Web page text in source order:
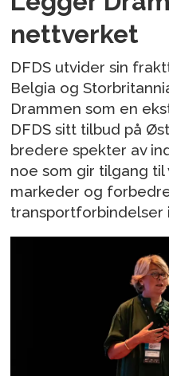
nettverket
DFDS utvider sin
Belgia og
Drammen som en
DFDS sitt tilbud på
bredere spekter av
noe som gir tilgang
markeder og
transportforbindelser